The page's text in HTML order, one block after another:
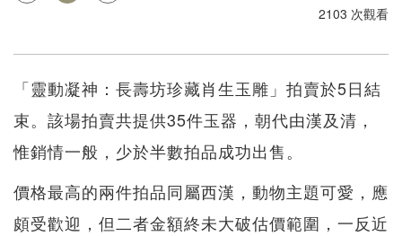
2103 次觀看
「靈動凝神：長壽坊珍藏肖生玉雕」拍賣於5日結
束。該場拍賣共提供35件玉器，朝代由漢及清，
惟銷情一般，少於半數拍品成功出售。
價格最高的兩件拍品同屬西漢，動物主題可愛，應
頗受歡迎，但二者金額終未大破估價範圍，一反近